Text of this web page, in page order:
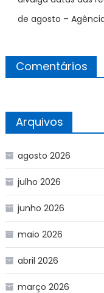
de agosto –
Comentários
Arquivos
agosto 2026
julho 2026
junho 2026
maio 2026
abril 2026
março 2026